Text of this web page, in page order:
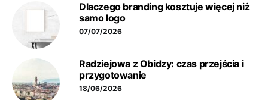
Dlaczego branding kosztuje więcej niż
samo logo
07/07/2026
Radziejowa z Obidzy: czas przejścia i
przygotowanie
18/06/2026